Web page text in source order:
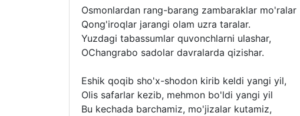
Osmonlardan rang-barang zambaraklar mo'ralar
Qong'iroqlar jarangi olam uzra taralar.
Yuzdagi tabassumlar quvonchlarni ulashar,
OChangrabo sadolar davralarda qizishar.
Eshik qoqib sho'x-shodon kirib keldi yangi yil,
Olis safarlar kezib, mehmon bo'ldi yangi yil
Bu kechada barchamiz, mo'jizalar kutamiz,